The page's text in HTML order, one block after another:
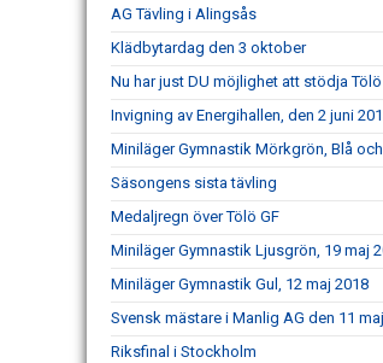
AG Tävling i Alingsås
Klädbytardag den 3 oktober
Nu har just DU möjlighet att stödja
Invigning av Energihallen, den 2 juni
Miniläger Gymnastik Mörkgrön, Blå
Säsongens sista tävling
Medaljregn över Tölö GF
Miniläger Gymnastik Ljusgrön, 19 maj
Miniläger Gymnastik Gul, 12 maj 2018
Svensk mästare i Manlig AG den 11
Riksfinal i Stockholm